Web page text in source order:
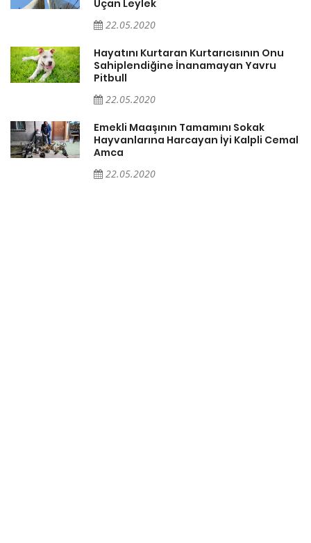
Uçan Leylek
22.05.2020
Hayatını Kurtaran Kurtarıcısının Onu
Sahiplendiğine İnanamayan Yavru
Pitbull
22.05.2020
Emekli Maaşının Tamamını Sokak
Hayvanlarına Harcayan İyi Kalpli Cemal
Amca
22.05.2020